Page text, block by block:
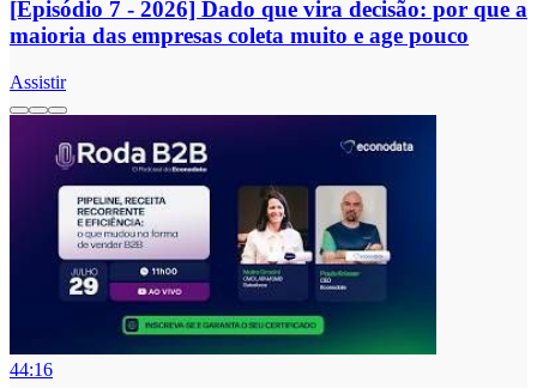
[Episódio 7 - 2026] Dado que vira decisão: por que a
maioria das empresas coleta muito e age pouco
Assistir
44:16